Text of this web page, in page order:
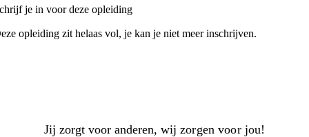
je in voor deze opleiding
opleiding zit helaas vol, je kan je niet meer inschrijven.
Jij zorgt voor anderen, wij zorgen voor jou!